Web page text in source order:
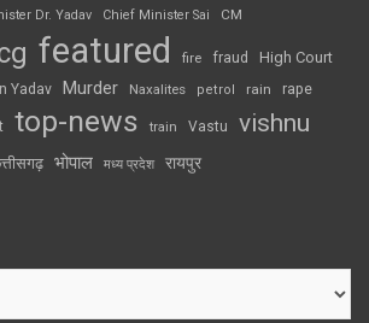
Dr. Yadav Chief Minister Sai CM
featured fire fraud High Court
Yadav Murder Naxalites petrol rain rape
top-news train Vastu vishnu
भोपाल मध्य प्रदेश रायपुर